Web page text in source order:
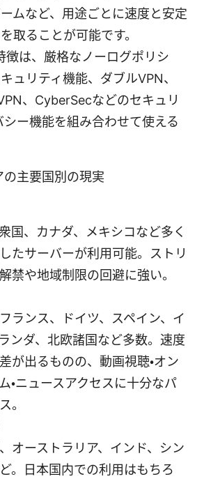
ムなど、用途ごとに速度と安定
取ることが可能です。
徴は、厳格なノーログポリシ
ュリティ機能、ダブルVPN、
、CyberSecなどのセキュリ
シー機能を組み合わせて使える
の主要国別の現実
国、カナダ、メキシコなど多く
たサーバーが利用可能。ストリ
禁や地域制限の回避に強い。
ランス、ドイツ、スペイン、イ
ンダ、北欧諸国など多数。速度
が出るものの、動画視聴・オン
・ニュースアクセスに十分なパ
。
オーストラリア、インド、シン
。日本国内での利用はもちろ